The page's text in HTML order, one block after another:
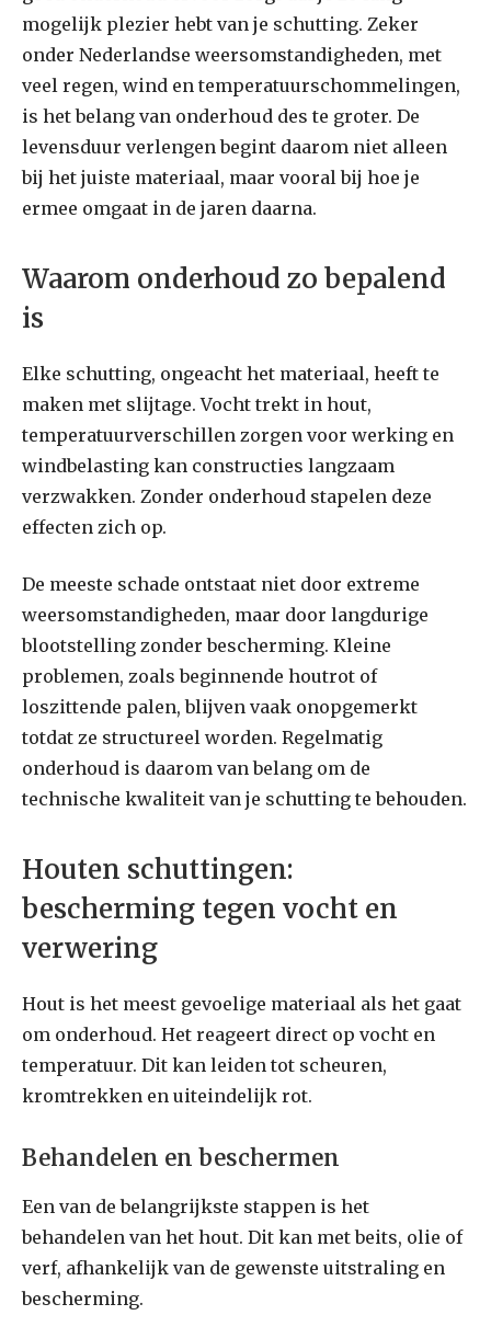
mogelijk plezier hebt van je schutting. Zeker
onder Nederlandse weersomstandigheden, met
veel regen, wind en temperatuurschommelingen,
is het belang van onderhoud des te groter. De
levensduur verlengen begint daarom niet alleen
bij het juiste materiaal, maar vooral bij hoe je
ermee omgaat in de jaren daarna.
Waarom onderhoud zo bepalend
is
Elke schutting, ongeacht het materiaal, heeft te
maken met slijtage. Vocht trekt in hout,
temperatuurverschillen zorgen voor werking en
windbelasting kan constructies langzaam
verzwakken. Zonder onderhoud stapelen deze
effecten zich op.
De meeste schade ontstaat niet door extreme
weersomstandigheden, maar door langdurige
blootstelling zonder bescherming. Kleine
problemen, zoals beginnende houtrot of
loszittende palen, blijven vaak onopgemerkt
totdat ze structureel worden. Regelmatig
onderhoud is daarom van belang om de
technische kwaliteit van je schutting te behouden.
Houten schuttingen:
bescherming tegen vocht en
verwering
Hout is het meest gevoelige materiaal als het gaat
om onderhoud. Het reageert direct op vocht en
temperatuur. Dit kan leiden tot scheuren,
kromtrekken en uiteindelijk rot.
Behandelen en beschermen
Een van de belangrijkste stappen is het
behandelen van het hout. Dit kan met beits, olie of
verf, afhankelijk van de gewenste uitstraling en
bescherming.